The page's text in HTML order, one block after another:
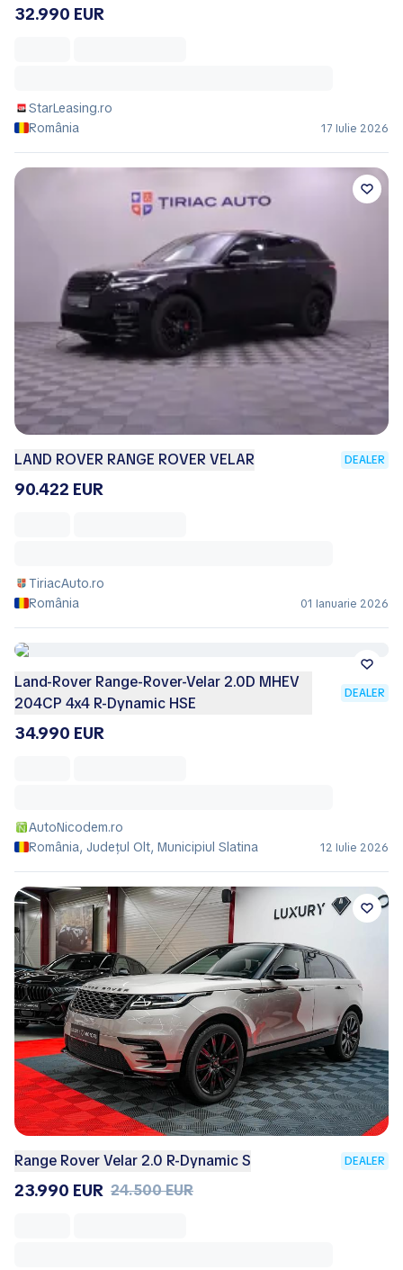
32.990 EUR
StarLeasing.ro
România
17 Iulie 2026
LAND ROVER RANGE ROVER VELAR DEALER
90.422 EUR
TiriacAuto.ro
România
01 Ianuarie 2026
Land-Rover Range-Rover-Velar 2.0D MHEV
204CP 4x4 R-Dynamic HSE
DEALER
34.990 EUR
AutoNicodem.ro
România, Județul Olt, Municipiul Slatina
12 Iulie 2026
Range Rover Velar 2.0 R-Dynamic S DEALER
23.990 EUR 24.500 EUR